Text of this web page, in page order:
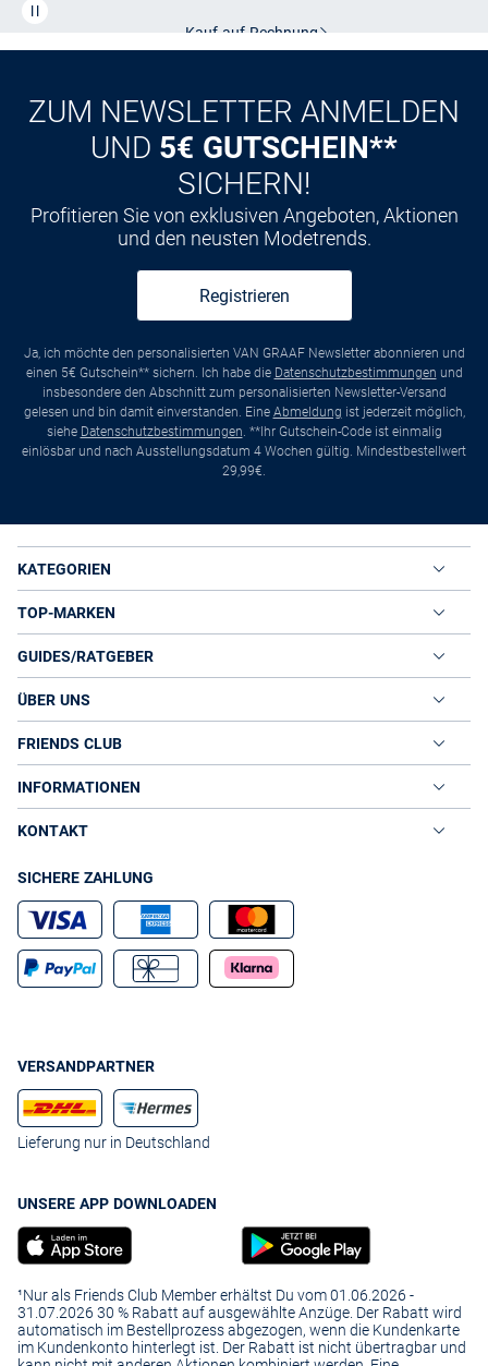
Kauf auf Rechnung
ZUM NEWSLETTER ANMELDEN
UND 5€ GUTSCHEIN**
SICHERN!
Profitieren Sie von exklusiven Angeboten, Aktionen
und den neusten Modetrends.
Registrieren
Ja, ich möchte den personalisierten VAN GRAAF Newsletter abonnieren und
einen 5€ Gutschein** sichern. Ich habe die Datenschutzbestimmungen und
insbesondere den Abschnitt zum personalisierten Newsletter-Versand
gelesen und bin damit einverstanden. Eine Abmeldung ist jederzeit möglich,
siehe Datenschutzbestimmungen. **Ihr Gutschein-Code ist einmalig
einlösbar und nach Ausstellungsdatum 4 Wochen gültig. Mindestbestellwert
29,99€.
KATEGORIEN
TOP-MARKEN
GUIDES/RATGEBER
ÜBER UNS
FRIENDS CLUB
INFORMATIONEN
KONTAKT
SICHERE ZAHLUNG
VERSANDPARTNER
Lieferung nur in Deutschland
UNSERE APP DOWNLOADEN
¹Nur als Friends Club Member erhältst Du vom 01.06.2026 -
31.07.2026 30 % Rabatt auf ausgewählte Anzüge. Der Rabatt wird
automatisch im Bestellprozess abgezogen, wenn die Kundenkarte
im Kundenkonto hinterlegt ist. Der Rabatt ist nicht übertragbar und